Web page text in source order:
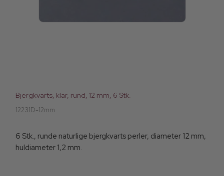
Bjergkvarts, klar, rund, 12 mm, 6 Stk.
12231D-12mm
6 Stk., runde naturlige bjergkvarts perler, diameter 12 mm,
huldiameter 1,2 mm.